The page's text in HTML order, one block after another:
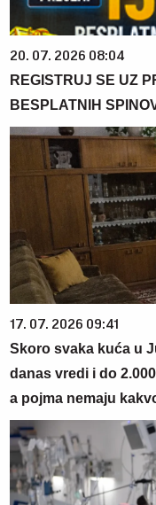
20. 07. 2026 08:04
REGISTRUJ SE UZ
BESPLATNIH
17. 07. 2026 09:41
Skoro svaka kuća u
danas vredi i do
a pojma nemaju